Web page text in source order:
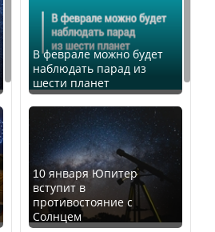
В феврале можно будет
наблюдать парад из
шести планет
10 января Юпитер
вступит в
противостояние с
Солнцем